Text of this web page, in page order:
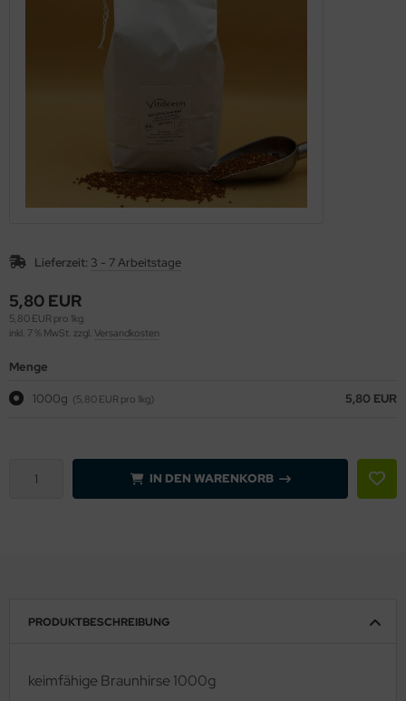
Lieferzeit: 3 - 7 Arbeitstage
5,80 EUR
5,80 EUR pro 1kg
inkl. 7 % MwSt. zzgl. Versandkosten
Menge
1000g (5,80 EUR pro 1kg) 5,80 EUR
IN DEN WARENKORB
PRODUKTBESCHREIBUNG
keimfähige Braunhirse 1000g
und Knäckebrot in Rohkostqualität
Vitakeimerzeugnisse